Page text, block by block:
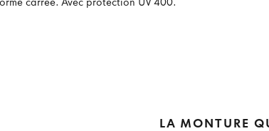
LA MONTURE